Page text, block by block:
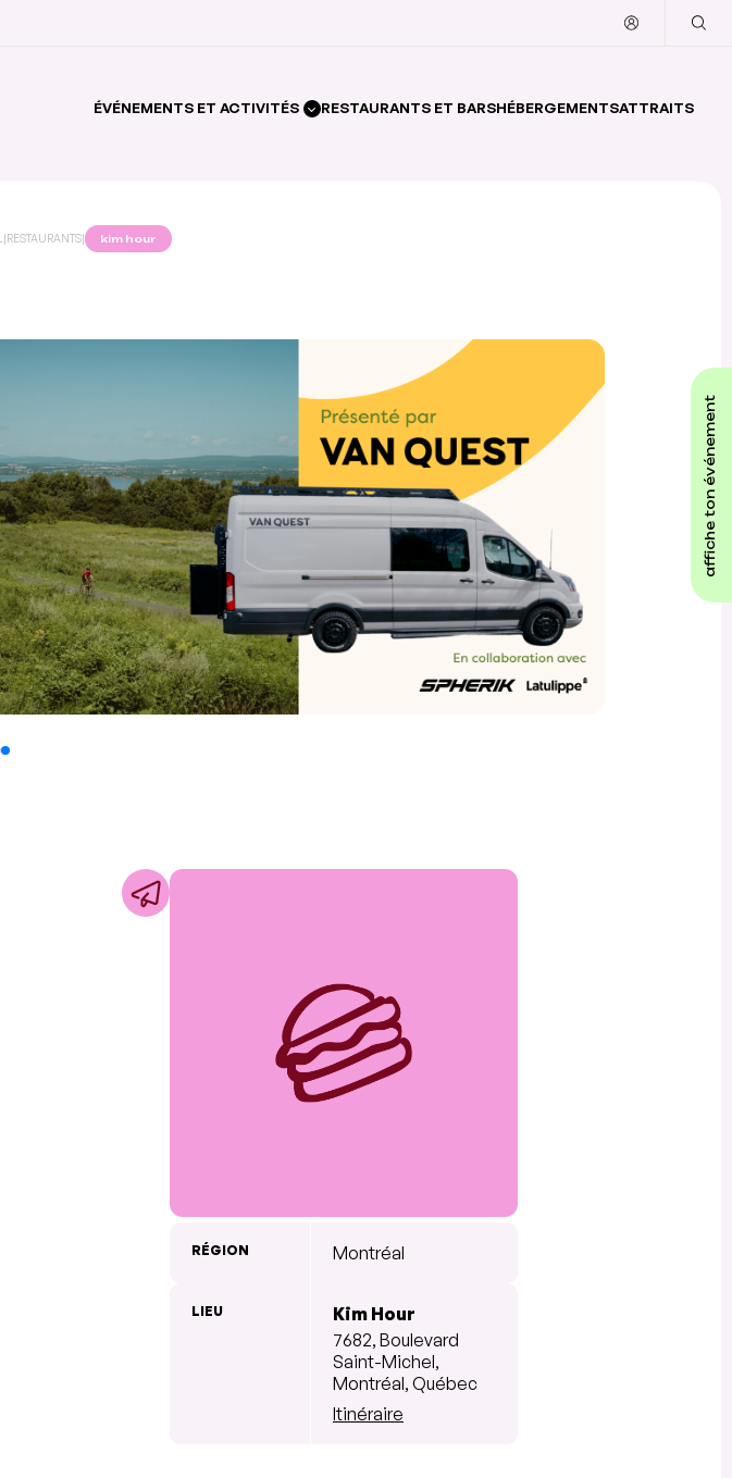
ÉVÉNEMENTS ET ACTIVITÉS RESTAURANTS ET BARSHÉBERGEMENTSATTRAITS
affiche ton événement
|RESTAURANTS| kim hour
RÉGION Montréal
LIEU
Kim Hour
7682, Boulevard
Saint-Michel,
Montréal, Québec
Itinéraire